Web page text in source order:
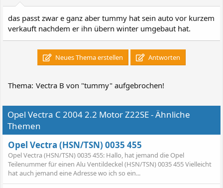
das passt zwar e ganz aber tummy hat sein auto vor kurzem
verkauft nachdem er ihn übern winter umgebaut hat.
Neues Thema erstellen Antworten
Thema: Vectra B von "tummy" aufgebrochen!
Opel Vectra C 2004 2.2 Motor Z22SE - Ähnliche
Themen
Opel Vectra (HSN/TSN) 0035 455
Opel Vectra (HSN/TSN) 0035 455: Hallo, hat jemand die Opel
Teilenummer für einen Alu Ventildeckel (HSN/TSN) 0035 455 Vielleicht
hat auch jemand eine Adresse wo ich so ein...